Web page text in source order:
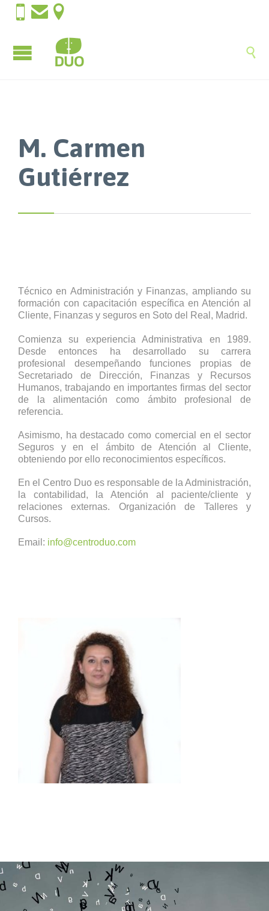
  

M. Carmen
Gutiérrez
Técnico en Administración y Finanzas, ampliando su
formación con capacitación específica en Atención al
Cliente, Finanzas y seguros en Soto del Real, Madrid.
Comienza su experiencia Administrativa en 1989.
Desde entonces ha desarrollado su carrera
profesional desempeñando funciones propias de
Secretariado de Dirección, Finanzas y Recursos
Humanos, trabajando en importantes firmas del sector
de la alimentación como ámbito profesional de
referencia.
Asimismo, ha destacado como comercial en el sector
Seguros y en el ámbito de Atención al Cliente,
obteniendo por ello reconocimientos específicos.
En el Centro Duo es responsable de la Administración,
la contabilidad, la Atención al paciente/cliente y
relaciones externas. Organización de Talleres y
Cursos.
Email: info@centroduo.com